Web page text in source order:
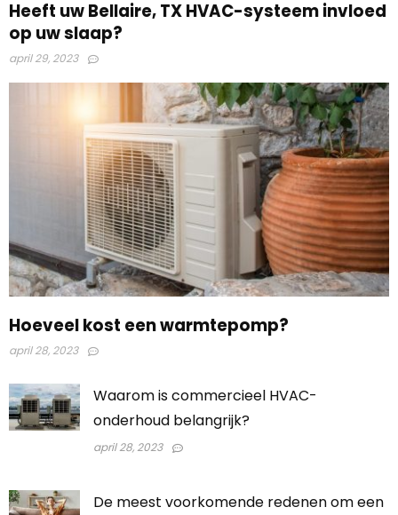
Heeft uw Bellaire, TX HVAC-systeem invloed
op uw slaap?
april 29, 2023
Hoeveel kost een warmtepomp?
april 28, 2023
Waarom is commercieel HVAC-
onderhoud belangrijk?
april 28, 2023
De meest voorkomende redenen om een ​​